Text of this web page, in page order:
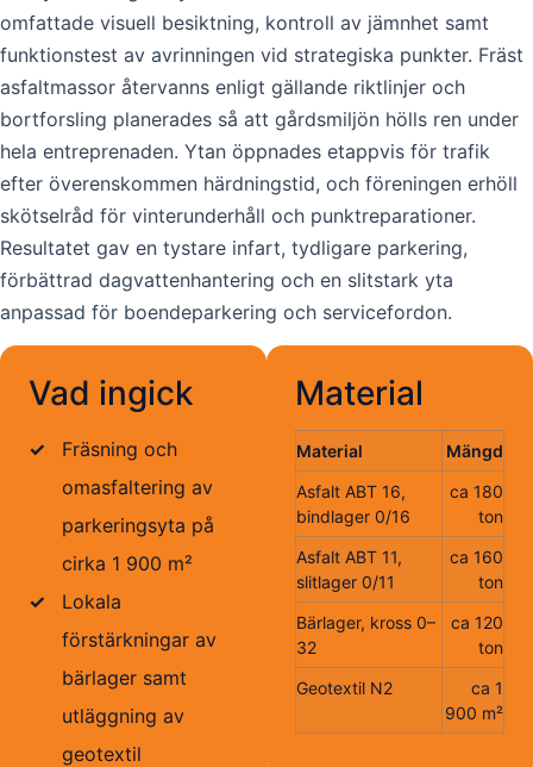
omfattade visuell besiktning, kontroll av jämnhet samt
funktionstest av avrinningen vid strategiska punkter. Fräst
asfaltmassor återvanns enligt gällande riktlinjer och
bortforsling planerades så att gårdsmiljön hölls ren under
hela entreprenaden. Ytan öppnades etappvis för trafik
efter överenskommen härdningstid, och föreningen erhöll
skötselråd för vinterunderhåll och punktreparationer.
Resultatet gav en tystare infart, tydligare parkering,
förbättrad dagvattenhantering och en slitstark yta
anpassad för boendeparkering och servicefordon.
Vad ingick
✓
Fräsning och
omasfaltering av
parkeringsyta på
cirka 1 900 m²
✓
Lokala
förstärkningar av
bärlager samt
utläggning av
geotextil
Material
Material
Mängd
Asfalt ABT 16,
bindlager 0/16
ca 180
ton
Asfalt ABT 11,
slitlager 0/11
ca 160
ton
Bärlager, kross 0–
32
ca 120
ton
Geotextil N2
ca 1
900 m²